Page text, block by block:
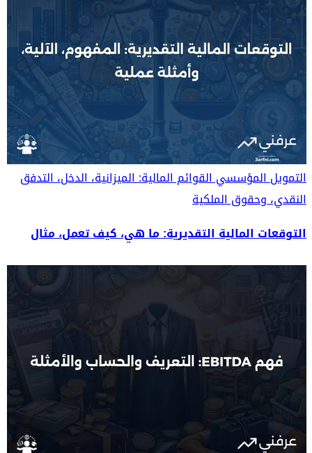
التمويل المؤسسيالقوائم المالية: الميزانية، الدخل، التدفق
النقدي، وحقوق الملكية
التوقعات المالية التقديرية: ما هي، كيف تعمل، مثال